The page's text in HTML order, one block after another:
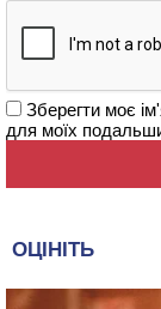
Зберегти моє
для моїх